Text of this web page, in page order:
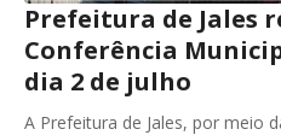
Prefeitura de Jales
Conferência
dia 2 de julho
A Prefeitura de Jales, por meio